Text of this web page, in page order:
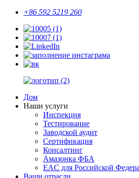
+86 592 5219 260
Дом
Наши услуги
Инспекция
Тестирование
Заводской аудит
Сертификация
Консалтинг
Амазонка ФБА
EAC для Российской
Ваши отрасли